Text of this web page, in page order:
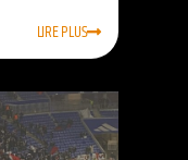
LIRE PLUS